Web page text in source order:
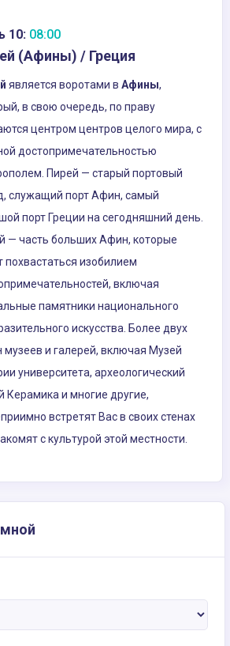
10: 08:00
(Афины) / Греция
является воротами в Афины,
в свою очередь, по праву
центром центров целого мира, с
достопримечательностью
Пирей — старый портовый
служащий порт Афин, самый
порт Греции на сегодняшний день.
— часть больших Афин, которые
похвастаться изобилием
включая
памятники национального
искусства. Более двух
музеев и галерей, включая Музей
университета, археологический
Керамика и многие другие,
встретят Вас в своих стенах
с культурой этой местности.